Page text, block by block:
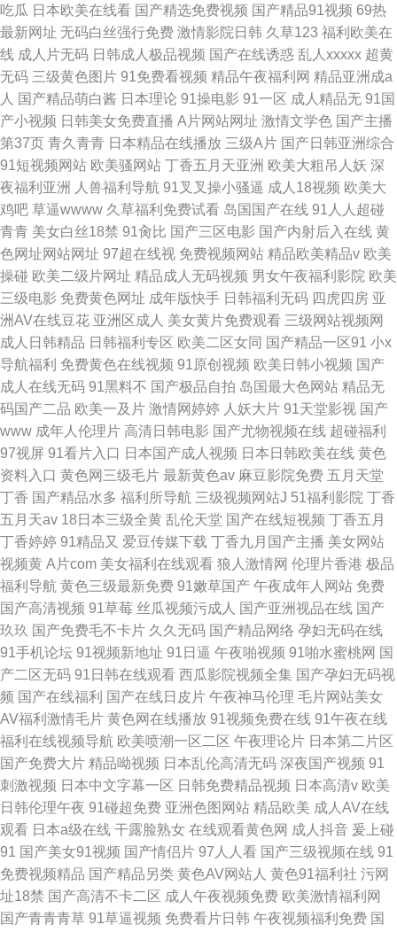
吃瓜 日本欧美在线看 国产精选免费视频 国产精品91视频 69热
最新网址 无码白丝强行免费 激情影院日韩 久草123 福利欧美在
线 成人片无码 日韩成人极品视频 国产在线诱惑 乱人xxxxx 超黄
无码 三级黄色图片 91免费看视频 精品午夜福利网 精品亚洲成a
人 国产精品萌白酱 日本理论 91操电影 91一区 成人精品无 91国
产小视频 日韩美女免费直播 A片网站网址 激情文学色 国产主播
第37页 青久青青 日本精品在线播放 三级A片 国产日韩亚洲综合
91短视频网站 欧美骚网站 丁香五月天亚洲 欧美大粗吊人妖 深
夜福利亚洲
人兽福利导航 91叉叉操小骚逼 成人18视频 欧美大
鸡吧 草逼wwww 久草福利免费试看 岛国国产在线 91人人超碰
青青 美女白丝18禁 91肏比 国产三区电影 国产内射后入在线 黄
色网址网站网址 97超在线视 免费视频网站 精品欧美精品v 欧美
操碰 欧美二级片网址 精品成人无码视频 男女午夜福利影院 欧美
三级电影 免费黄色网址 成年版快手 日韩福利无码 四虎四房 亚
洲AV在线豆花 亚洲区成人 美女黄片免费观看 三级网站视频网
成人日韩精品 日韩福利专区 欧美二区女同 国产精品一区91 小x
导航福利 免费黄色在线视频 91原创视频 欧美日韩小视频 国产
成人在线无码 91黑料不 国产极品自拍 岛国最大色网站 精品无
码国产二品 欧美一及片 激情网婷婷 人妖大片 91天堂影视 国产
www 成年人伦理片 高清日韩电影 国产尤物视频在线 超碰福利
97视屏 91看片入口 日本国产成人视频 日本日韩欧美在线 黄色
资料入口 黄色网三级毛片 最新黄色av 麻豆影院免费 五月天堂
丁香 国产精品水多 福利所导航 三级视频网站J 51福利影院 丁香
五月天av 18日本三级全黄 乱伦天堂 国产在线短视频 丁香五月
丁香婷婷 91精品又 爱豆传媒下载 丁香九月国产主播 美女网站
视频黄 A片com 美女福利在线观看 狼人激情网 伦理片香港 极品
福利导航 黄色三级最新免费 91嫩草国产 午夜成年人网站 免费
国产高清视频 91草莓 丝瓜视频污成人 国产亚洲视品在线 国产
玖玖 国产免费毛不卡片 久久无码 国产精品网络 孕妇无码在线
91手机论坛 91视频新地址 91日逼 午夜啪视频 91啪水蜜桃网 国
产二区无码 91日韩在线观看 西瓜影院视频全集 国产孕妇无码视
频 国产在线福利 国产在线日皮片 午夜神马伦理 毛片网站美女
AV福利激情毛片 黄色网在线播放 91视频免费在线 91午夜在线
福利在线视频导航 欧美喷潮一区二区 午夜理论片 日本第二片区
国产免费大片 精品呦视频 日本乱伦高清无码 深夜国产视频 91
刺激视频 日本中文字幕一区 日韩免费精品视频 日本高清v 欧美
日韩伦理午夜 91碰超免费 亚洲色图网站 精品欧美 成人AV在线
观看 日本a级在线 干露脸熟女 在线观看黄色网 成人抖音 爰上碰
91 国产美女91视频 国产情侣片 97人人看 国产三级视频在线 91
免费视频精品 国产精品另类 黄色AV网站人 黄色91福利社 污网
址18禁 国产高清不卡二区 成人午夜视频免费 欧美激情福利网
国产青青青草 91草逼视频 免费看片日韩 午夜视频福利免费 国